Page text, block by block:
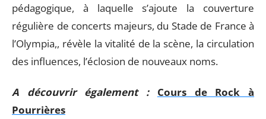
pédagogique, à laquelle s’ajoute la couverture
régulière de concerts majeurs, du Stade de France à
l’Olympia,, révèle la vitalité de la scène, la circulation
des influences, l’éclosion de nouveaux noms.
A découvrir également :
Cours de Rock à
Pourrières